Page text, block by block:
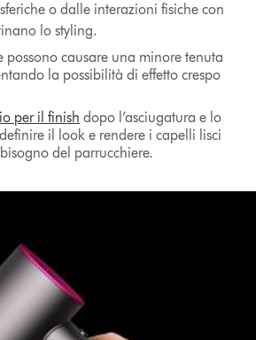
o dalle interazioni fisiche con
lo styling.
possono causare una minore tenuta
la possibilità di effetto crespo
per il finish dopo l’asciugatura e lo
il look e rendere i capelli lisci
del parrucchiere.